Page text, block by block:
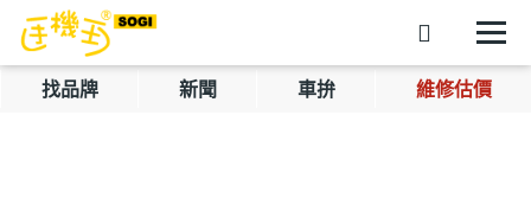
找品牌 新聞 車拚 維修估價